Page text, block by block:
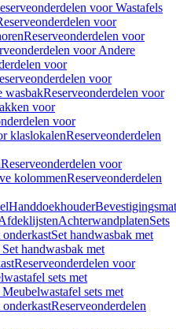
voor Wastafels
voor
Reserveonderdelen voor
voor Andere
voor
voor
wasbakReserveonderdelen voor
voor
voor
klaslokalenReserveonderdelen
Reserveonderdelen voor
kolommenReserveonderdelen
Handdoekhouder
AchterwandplatenSets
onderkastSet handwasbak met
handwasbak met
Reserveonderdelen voor
sets met
sets met
Reserveonderdelen